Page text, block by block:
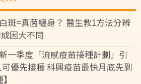
斑=真菌纏身？ 醫生教1方法分辨
因大不同
一季度「流感疫苗接種計劃」引
優先接種 科興疫苗最快月底先到